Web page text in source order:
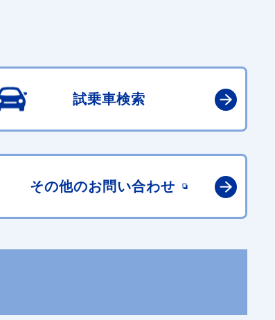
試乗車検索
その他のお問い合わせ